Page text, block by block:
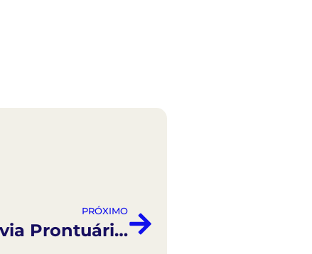
PRÓXIMO
Como Enviar Mensagens via Prontuário Eletrônico